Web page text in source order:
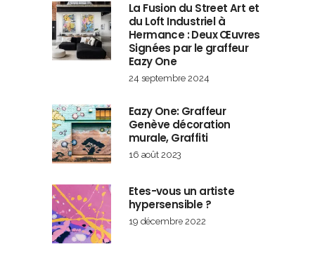
La Fusion du Street Art et
du Loft Industriel à
Hermance : Deux Œuvres
Signées par le graffeur
Eazy One
24 septembre 2024
Eazy One: Graffeur
Genève décoration
murale, Graffiti
16 août 2023
Etes-vous un artiste
hypersensible ?
19 décembre 2022